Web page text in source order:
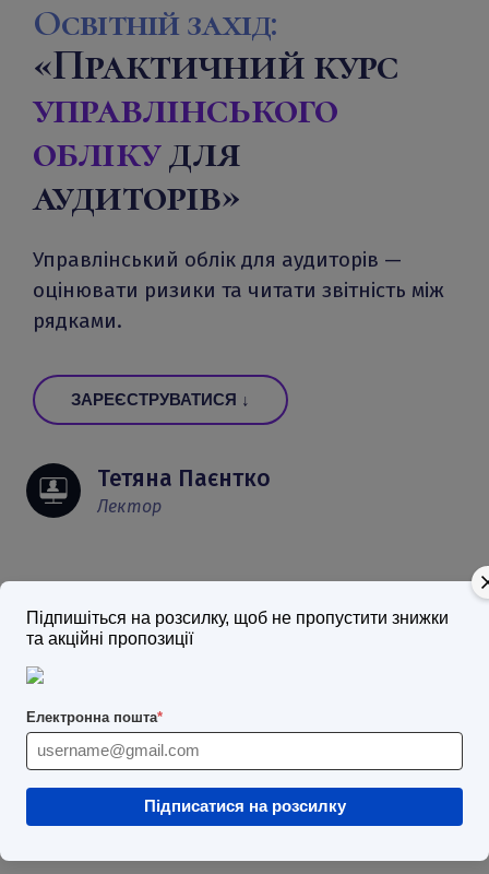
Підпишіться на розсилку, щоб не пропустити знижки
та акційні пропозиції
Електронна пошта*
Підписатися на розсилку
Освітній захід:
«Практичний курс
управлінського
облікудля
аудиторів»
Управлінський облік для аудиторів —
оцінювати ризики та читати звітність між
рядками.
ЗАРЕЄСТРУВАТИСЯ ↓
Тетяна Паєнтко
Лектор
10 годин
Тривалість
09 - 12 липня
2025 р.
Дати проведення